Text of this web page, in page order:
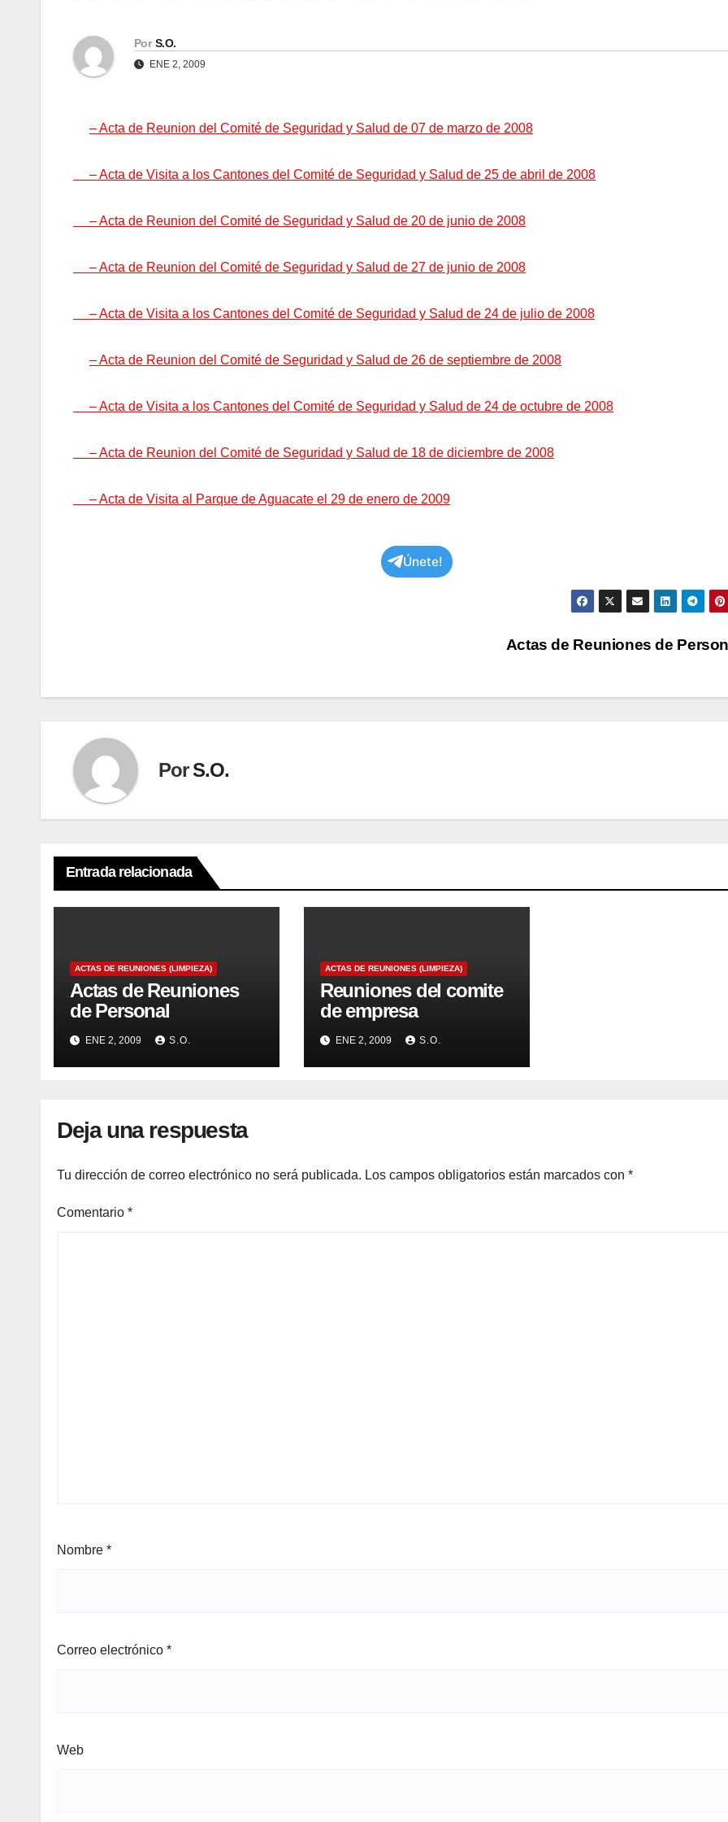
Por S.O.
ENE 2, 2009
– Acta de Reunion del Comité de Seguridad y Salud de 07 de marzo de 2008
– Acta de Visita a los Cantones del Comité de Seguridad y Salud de 25 de abril de 2008
– Acta de Reunion del Comité de Seguridad y Salud de 20 de junio de 2008
– Acta de Reunion del Comité de Seguridad y Salud de 27 de junio de 2008
– Acta de Visita a los Cantones del Comité de Seguridad y Salud de 24 de julio de 2008
– Acta de Reunion del Comité de Seguridad y Salud de 26 de septiembre de 2008
– Acta de Visita a los Cantones del Comité de Seguridad y Salud de 24 de octubre de 2008
– Acta de Reunion del Comité de Seguridad y Salud de 18 de diciembre de 2008
– Acta de Visita al Parque de Aguacate el 29 de enero de 2009
Únete!
Actas de Reuniones de
PorS.O.
Entrada relacionada
ACTAS DE REUNIONES (LIMPIEZA)
Actas de Reuniones
de Personal
ENE 2, 2009 S.O.
ACTAS DE REUNIONES (LIMPIEZA)
Reuniones del comite
de empresa
ENE 2, 2009 S.O.
Deja una respuesta
Tu dirección de correo electrónico no será publicada. Los campos obligatorios están marcados con *
Comentario *
Nombre *
Correo electrónico *
Web